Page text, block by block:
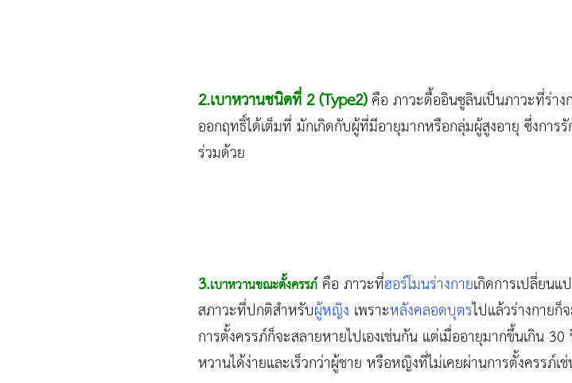
2.เบาหวานชนิดที่ 2 (Type2)คือ ภาวะดื้ออินซูลินเป็นภาวะที่ร่า
ออกฤทธิ์ได้เต็มที่ มักเกิดกับผู้ที่มีอายุมากหรือกลุ่มผู้สูงอายุ ซึ่งกา
ร่วมด้วย
3.เบาหวานขณะตั้งครรภ์ คือ ภาวะที่ฮอร์โมนร่างกายเกิดการเปลี่ยนแ
สภาวะที่ปกติสำหรับผู้หญิง เพราะหลังคลอดบุตรไปแล้วร่างกาย
การตั้งครรภ์ก็จะสลายหายไปเองเช่นกัน แต่เมื่ออายุมากขึ้นเกิน
หวานได้ง่ายและเร็วกว่าผู้ชาย หรือหญิงที่ไม่เคยผ่านการตั้งครรภ์เ